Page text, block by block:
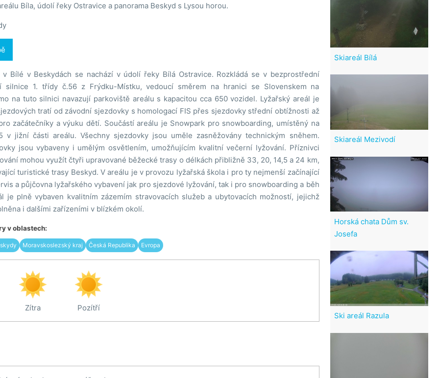
Bíla, údolí řeky Ostravice a panorama Beskyd s Lysou horou.
v Bílé v Beskydách se nachází v údolí řeky Bílá Ostravice. Rozkládá se v bezprostřední
silnice 1. třídy č.56 z Frýdku-Místku, vedoucí směrem na hranici se Slovenskem na
na tuto silnici navazují parkoviště areálu s kapacitou cca 650 vozidel. Lyžařský areál je
tratí od závodní sjezdovky s homologací FIS přes sjezdovky střední obtížnosti až
začátečníky a výuku dětí. Součástí areálu je Snowpark pro snowboarding, umístěný na
v jižní části areálu. Všechny sjezdovky jsou uměle zasněžovány technickým sněhem.
jsou vybaveny i umělým osvětlením, umožňujícím kvalitní večerní lyžování. Příznivci
mohou využít čtyři upravované běžecké trasy o délkách přibližně 33, 20, 14,5 a 24 km,
turistické trasy Beskyd. V areálu je v provozu lyžařská škola i pro ty nejmenší začínající
a půjčovna lyžařského vybavení jak pro sjezdové lyžování, tak i pro snowboarding a běh
je plně vybaven kvalitním zázemím stravovacích služeb a ubytovacích možností, jejichž
i dalšími zařízeními v blízkém okolí.
v oblastech:
Moravskoslezský kraj Česká Republika Evropa
Zítra Pozítří
Skiareál Bílá
Skiareál Mezivodí
Horská chata Dům sv.
Josefa
Ski areál Razula